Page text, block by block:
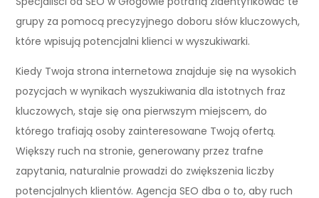
grupy za pomocą precyzyjnego doboru słów kluczowych,
które wpisują potencjalni klienci w wyszukiwarki.
Kiedy Twoja strona internetowa znajduje się na wysokich
pozycjach w wynikach wyszukiwania dla istotnych fraz
kluczowych, staje się ona pierwszym miejscem, do
którego trafiają osoby zainteresowane Twoją ofertą.
Większy ruch na stronie, generowany przez trafne
zapytania, naturalnie prowadzi do zwiększenia liczby
potencjalnych klientów. Agencja SEO dba o to, aby ruch